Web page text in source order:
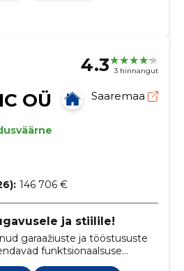
4.3 3 hinnangut
OÜ Saaremaa
146 706 €
ja stiilile!
garaažiuste ja tööstususte
funktsionaalsuse